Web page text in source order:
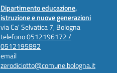
Dipartimento educazione,
istruzione e nuove generazioni
via Ca' Selvatica 7, Bologna
telefono0512196172 /
0512195892
email
zerodiciotto@comune.bologna.it